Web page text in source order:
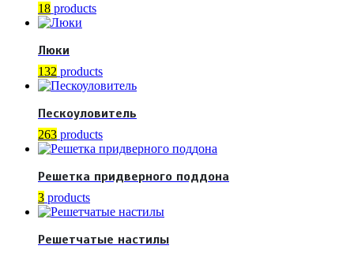
18 products
Люки
132 products
Пескоуловитель
263 products
Решетка придверного поддона
3 products
Решетчатые настилы